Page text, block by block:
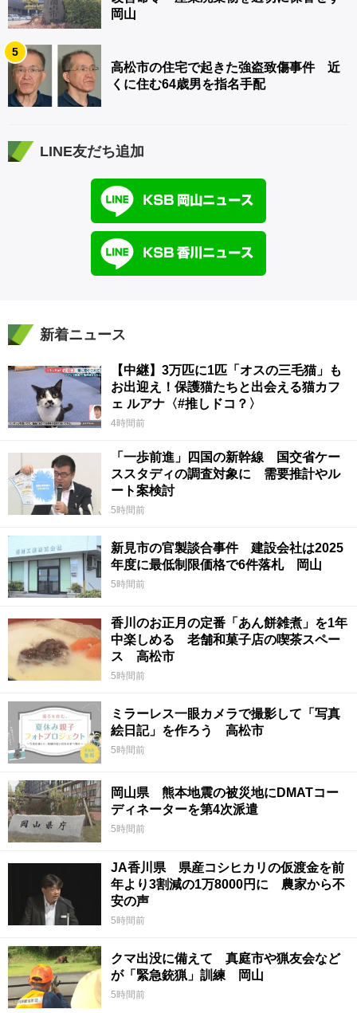
岡山
5
高松市の住宅で起きた強盗致傷事件 近
くに住む64歳男を指名手配
LINE友だち追加
新着ニュース
【中継】3万匹に1匹「オスの三毛猫」も
お出迎え！保護猫たちと出会える猫カフ
ェ ルアナ〈#推しドコ？〉
4時間前
「一歩前進」四国の新幹線 国交省ケー
ススタディの調査対象に 需要推計やル
ート案検討
5時間前
新見市の官製談合事件 建設会社は2025
年度に最低制限価格で6件落札 岡山
5時間前
香川のお正月の定番「あん餅雑煮」を1年
中楽しめる 老舗和菓子店の喫茶スペー
ス 高松市
5時間前
ミラーレス一眼カメラで撮影して「写真
絵日記」を作ろう 高松市
5時間前
岡山県 熊本地震の被災地にDMATコー
ディネーターを第4次派遣
5時間前
JA香川県 県産コシヒカリの仮渡金を前
年より3割減の1万8000円に 農家から不
安の声
5時間前
クマ出没に備えて 真庭市や猟友会など
が「緊急銃猟」訓練 岡山
5時間前